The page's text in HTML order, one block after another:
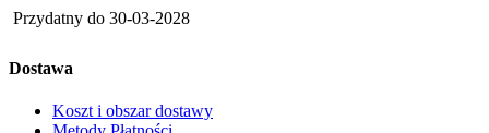
Przydatny do 30-03-2028
Dostawa
Koszt i obszar dostawy